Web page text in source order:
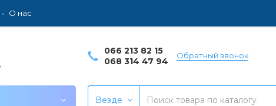
О нас
066 213 82 15
068 314 47 94
Обратный звонок
Везде